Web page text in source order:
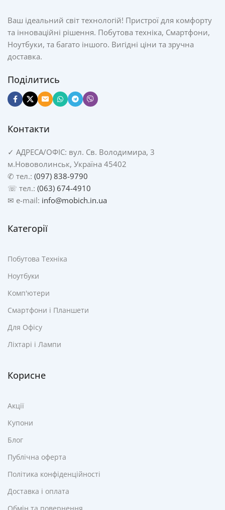
Ваш ідеальний світ технологій! Пристрої для комфорту
та інноваційні рішення. Побутова техніка, Смартфони,
Ноутбуки, та багато іншого. Вигідні ціни та зручна
доставка.
Поділитись
Контакти
✓ АДРЕСА/ОФІС: вул. Св. Володимира, 3
м.Нововолинськ, Україна 45402
✆ тел.: (097) 838-9790
☏ тел.: (063) 674-4910
✉ e-mail: info@mobich.in.ua
Категорії
Побутова Техніка
Ноутбуки
Комп'ютери
Смартфони і Планшети
Для Офісу
Ліхтарі і Лампи
Корисне
Акції
Купони
Блог
Публічна оферта
Політика конфіденційності
Доставка і оплата